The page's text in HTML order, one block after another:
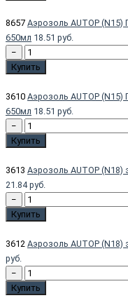
8657 Аэрозоль AUTOP (N15)
650мл 18.51 руб.
−
Купить
3610 Аэрозоль AUTOP (N15)
650мл 18.51 руб.
−
Купить
3613 Аэрозоль AUTOP (N18)
21.84 руб.
−
Купить
3612 Аэрозоль AUTOP (N18)
руб.
−
Купить